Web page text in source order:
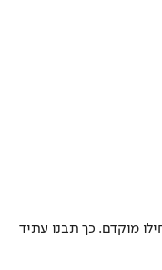
מוקדם. כך תבנו עתיד